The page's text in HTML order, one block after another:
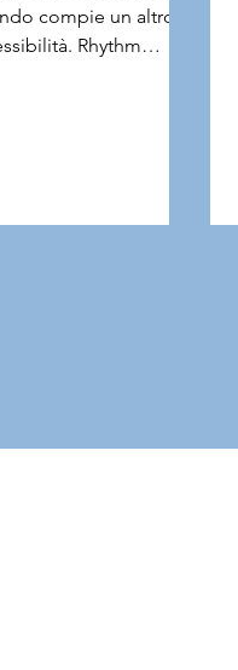
compie un altro
Rhythm
per la casa